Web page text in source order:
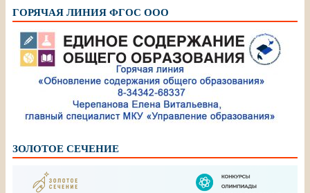
ГОРЯЧАЯ ЛИНИЯ ФГОС ООО
ЗОЛОТОЕ СЕЧЕНИЕ